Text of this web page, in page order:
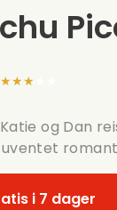
filmer
★★★★★
og Dan
i 7 dager